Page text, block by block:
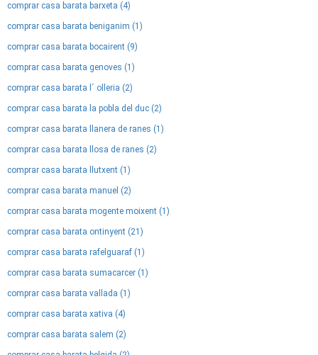
comprar casa barata barxeta (4)
comprar casa barata beniganim (1)
comprar casa barata bocairent (9)
comprar casa barata genoves (1)
comprar casa barata l´ olleria (2)
comprar casa barata la pobla del duc (2)
comprar casa barata llanera de ranes (1)
comprar casa barata llosa de ranes (2)
comprar casa barata llutxent (1)
comprar casa barata manuel (2)
comprar casa barata mogente moixent (1)
comprar casa barata ontinyent (21)
comprar casa barata rafelguaraf (1)
comprar casa barata sumacarcer (1)
comprar casa barata vallada (1)
comprar casa barata xativa (4)
comprar casa barata salem (2)